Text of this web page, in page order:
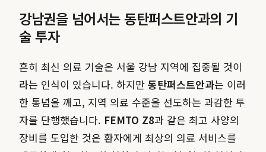
강남권을 넘어서는 동탄퍼스트안과의 기
술 투자
흔히 최신 의료 기술은 서울 강남 지역에 집중될 것이
라는 인식이 있습니다. 하지만 동탄퍼스트안과는 이러
한 통념을 깨고, 지역 의료 수준을 선도하는 과감한 투
자를 단행했습니다. FEMTO Z8과 같은 최고 사양의
장비를 도입한 것은 환자에게 최상의 의료 서비스를